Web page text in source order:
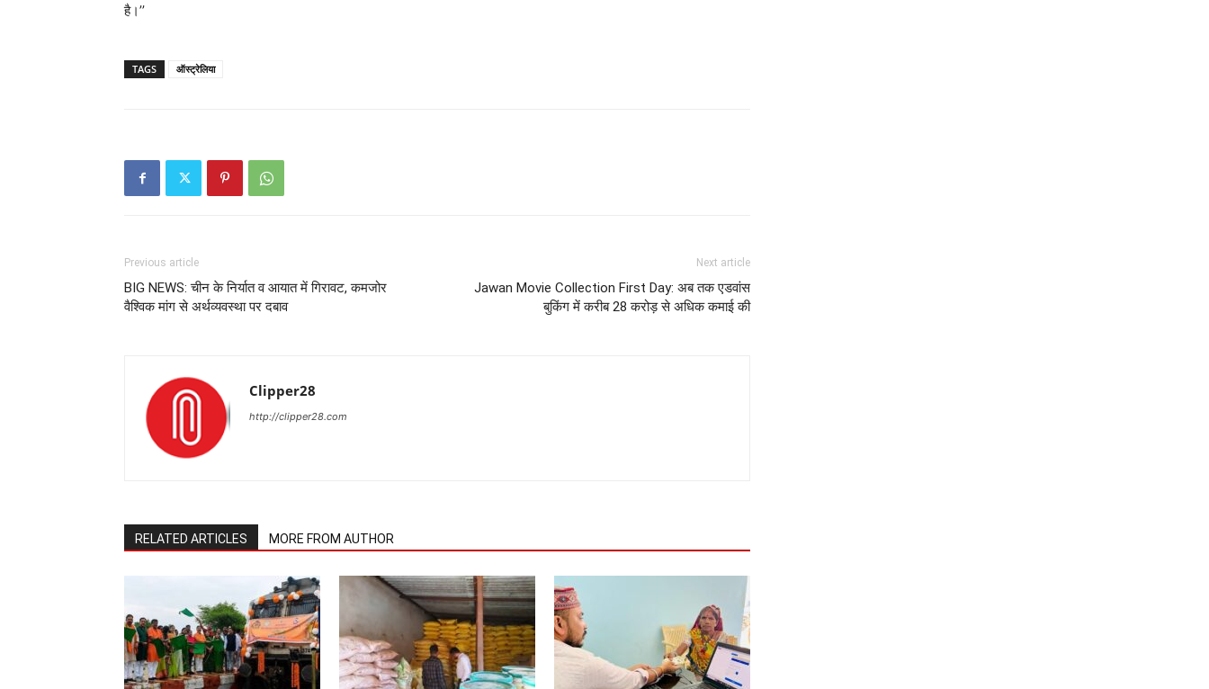
है।’’
TAGS ऑस्ट्रेलिया
Previous article
BIG NEWS: चीन के निर्यात व आयात में गिरावट, कमजोर
वैश्विक मांग से अर्थव्यवस्था पर दबाव
Next article
Jawan Movie Collection First Day: अब तक एडवांस
बुकिंग में करीब 28 करोड़ से अधिक कमाई की
Clipper28
http://clipper28.com
RELATED ARTICLES MORE FROM AUTHOR